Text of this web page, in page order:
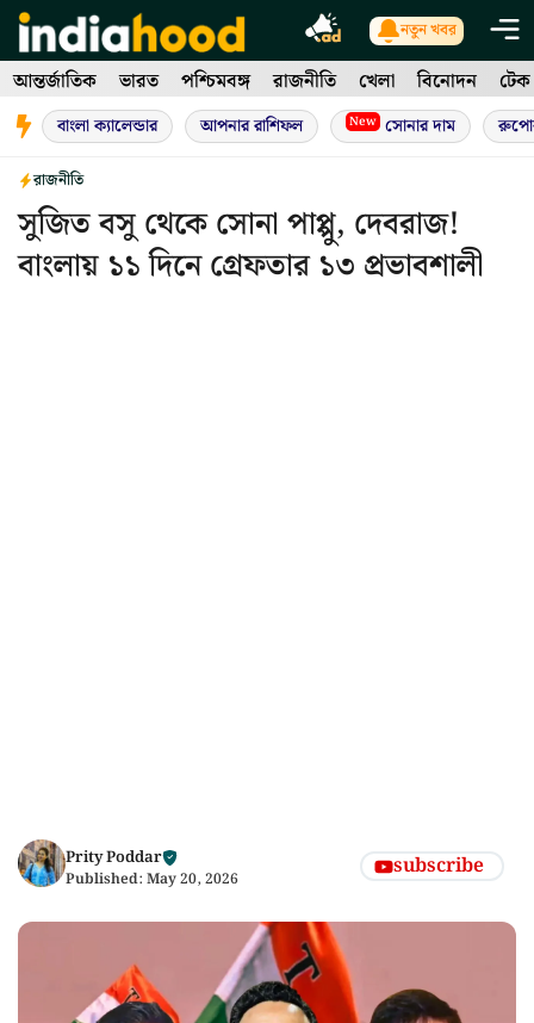
Skip
to
content
নতুন খবর
আন্তর্জাতিক ভারত পশ্চিমবঙ্গ রাজনীতি খেলা বিনোদন টেক
বাংলা ক্যালেন্ডার আপনার রাশিফল New সোনার দাম
রাজনীতি
সুজিত বসু থেকে সোনা পাপ্পু, দেবরাজ!
বাংলায় ১১ দিনে গ্রেফতার ১৩ প্রভাবশালী
Prity Poddar
Published: May 20, 2026 subscribe